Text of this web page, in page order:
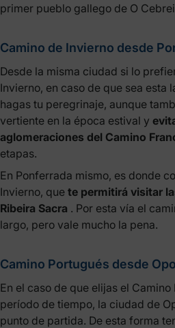
primer pueblo gallego de O
Camino de Invierno desde
Desde la misma ciudad si lo
Invierno, en caso de que sea esta
hagas tu peregrinaje, aunque
vertiente en la época estival y
aglomeraciones del Camino
etapas.
En Ponferrada mismo, es donde
Invierno, que te permitirá visitar
Ribeira Sacra . Por esta vía el
largo, pero vale mucho la pena.
Camino Portugués desde
En el caso de que elijas el
período de tiempo, la ciudad de
punto de partida. De esta forma